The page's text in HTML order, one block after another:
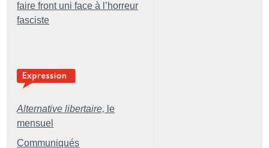
faire front uni face à l’horreur
fasciste
Alternative libertaire, le
mensuel
Communiqués